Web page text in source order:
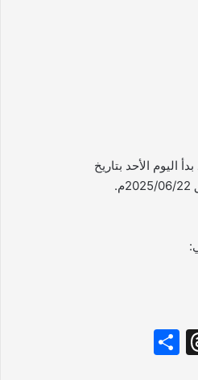
اليوم الأحد بتاريخ
T